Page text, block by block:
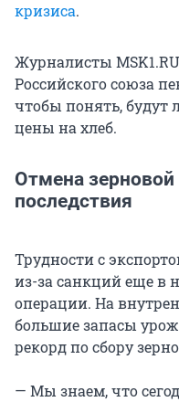
кризиса.
Журналисты
Российского союза
чтобы понять, будут
цены на хлеб.
Отмена зерновой
последствия
Трудности с
из-за санкций еще в
операции. На
большие запасы
рекорд по сбору
— Мы знаем, что